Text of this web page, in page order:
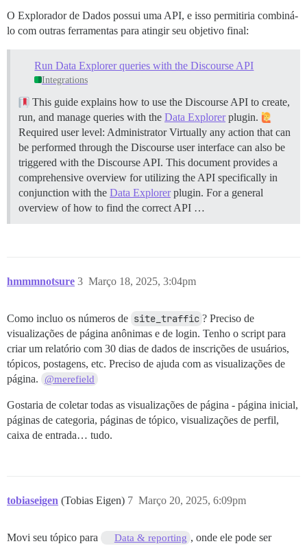
O Explorador de Dados possui uma API, e isso permitiria combiná-
lo com outras ferramentas para atingir seu objetivo final:
Run Data Explorer queries with the Discourse API
Integrations
This guide explains how to use the Discourse API to create,
run, and manage queries with the Data Explorerplugin.
Required user level: Administrator Virtually any action that can
be performed through the Discourse user interface can also be
triggered with the Discourse API. This document provides a
comprehensive overview for utilizing the API specifically in
conjunction with the Data Explorerplugin. For a general
overview of how to find the correct API …
hmmmnotsure Março 18, 2025, 3:04pm
3
Como incluo os números de site_traffic ? Preciso de
visualizações de página anônimas e de login. Tenho o script para
criar um relatório com 30 dias de dados de inscrições de usuários,
tópicos, postagens, etc. Preciso de ajuda com as visualizações de
página.
@merefield
Gostaria de coletar todas as visualizações de página - página inicial,
páginas de categoria, páginas de tópico, visualizações de perfil,
caixa de entrada… tudo.
tobiaseigen (Tobias Eigen) Março 20, 2025, 6:09pm
7
Movi seu tópico para Data & reporting , onde ele pode ser